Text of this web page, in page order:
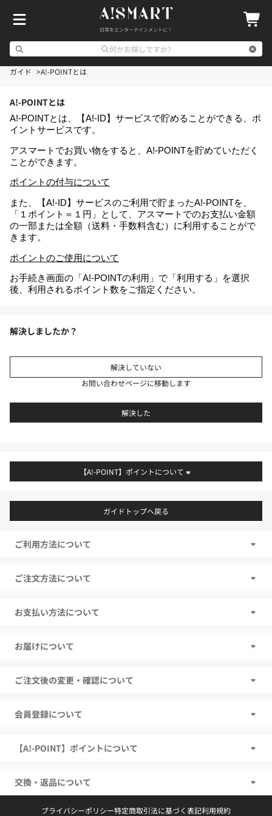
日常をエンターテインメントに！
何かお探しですか?
ガイド A!-POINTとは
A!-POINTとは
A!-POINTとは、【A!-ID】サービスで貯めることができる、ポ
イントサービスです。
アスマートでお買い物をすると、A!-POINTを貯めていただく
ことができます。
ポイントの付与について
また、【A!-ID】サービスのご利用で貯まったA!-POINTを、
「１ポイント＝１円」として、アスマートでのお支払い金額
の一部または全額（送料・手数料含む）に利用することがで
きます。
ポイントのご使用について
お手続き画面の「A!-POINTの利用」で「利用する」を選択
後、利用されるポイント数をご指定ください。
解決しましたか？
解決していない
お問い合わせページに移動します
解決した
【A!-POINT】ポイントについて
ガイドトップへ戻る
ご利用方法について
ご注文方法について
お支払い方法について
お届けについて
ご注文後の変更・確認について
会員登録について
【A!-POINT】ポイントについて
交換・返品について
プライバシーポリシー特定商取引法に基づく表記利用規約